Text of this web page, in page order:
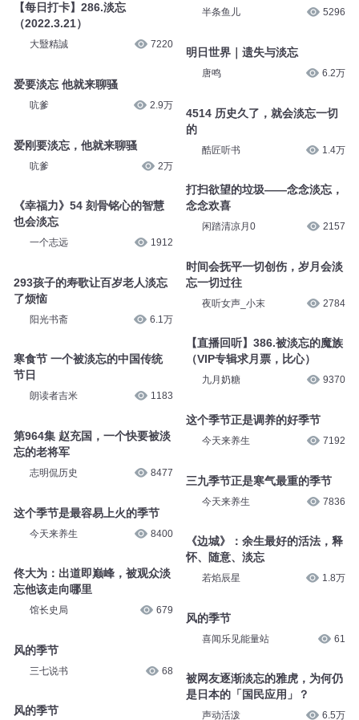
【每日打卡】286.淡忘
（2022.3.21）
大毉精誠 7220
爱要淡忘 他就来聊骚
吭爹 2.9万
爱刚要淡忘，他就来聊骚
吭爹 2万
《幸福力》54 刻骨铭心的智慧
也会淡忘
一个志远 1912
293孩子的寿歌让百岁老人淡忘
了烦恼
阳光书斋 6.1万
寒食节 一个被淡忘的中国传统
节日
朗读者吉米 1183
第964集 赵充国，一个快要被淡
忘的老将军
志明侃历史 8477
这个季节是最容易上火的季节
今天来养生 8400
佟大为：出道即巅峰，被观众淡
忘他该走向哪里
馆长史局 679
风的季节
三七说书 68
风的季节
半条鱼儿 5296
明日世界｜遗失与淡忘
唐鸣 6.2万
4514 历史久了，就会淡忘一切
的
酷匠听书 1.4万
打扫欲望的垃圾——念念淡忘，
念念欢喜
闲踏清凉月0 2157
时间会抚平一切创伤，岁月会淡
忘一切过往
夜听女声_小末 2784
【直播回听】386.被淡忘的魔族
（VIP专辑求月票，比心）
九月奶糖 9370
这个季节正是调养的好季节
今天来养生 7192
三九季节正是寒气最重的季节
今天来养生 7836
《边城》：余生最好的活法，释
怀、随意、淡忘
若焰辰星 1.8万
风的季节
喜闻乐见能量站 61
被网友逐渐淡忘的雅虎，为何仍
是日本的「国民应用」？
声动活泼 6.5万